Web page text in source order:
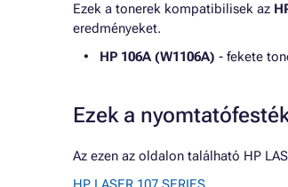
Ezek a tonerek kompatibilisek az
eredményeket.
HP 106A (W1106A) - fekete
Ezek a
Az ezen az oldalon található HP